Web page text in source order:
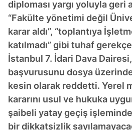
diploması yargı yoluyla geri
“Fakülte yönetimi değil
karar aldı”, “toplantıya
katılmadı” gibi tuhaf
İstanbul 7. İdari Dava
başvurusunu dosya
kesin olarak reddetti. Yerel
kararını usul ve hukuka
şaibeli yatay geçiş
bir dikkatsizlik